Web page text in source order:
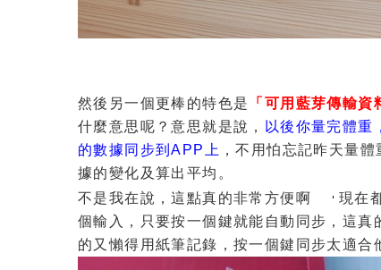
然後另一個更棒的特色是 「可用藍芽傳輸資
什麼意思呢？意思就是說，
以後你量完體重
的數據同步到APP上 ，不用怕忘記昨天量
據的變化及算出平均。
不是我在說，這點真的非常方便啊
現在
個輸入，只要按一個鍵就能自動同步，這
的又懶得用紙筆記錄，按一個鍵同步太適合